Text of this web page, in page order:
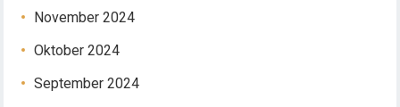
November 2024
Oktober 2024
September 2024